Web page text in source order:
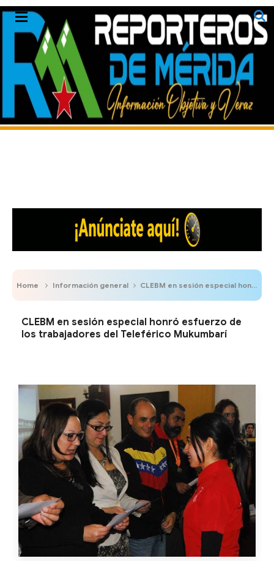
Home Información general CLEBM en sesión especial honró esfuerzo de los trabajadores del Teleférico Mukumbarí
CLEBM en sesión especial honró esfuerzo de
los trabajadores del Teleférico Mukumbarí